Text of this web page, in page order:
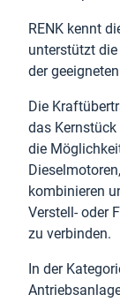
RENK kennt
unterstützt
der
Die
das
die
kombinieren
Verstell- oder
zu verbinden.
In der